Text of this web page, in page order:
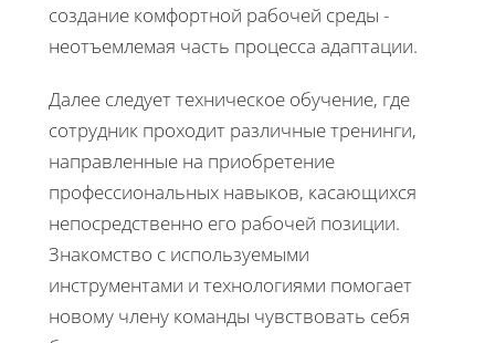
создание комфортной рабочей среды -
неотъемлемая часть процесса адаптации.
Далее следует техническое обучение, где
сотрудник проходит различные тренинги,
направленные на приобретение
профессиональных навыков, касающихся
непосредственно его рабочей позиции.
Знакомство с используемыми
инструментами и технологиями помогает
новому члену команды чувствовать себя